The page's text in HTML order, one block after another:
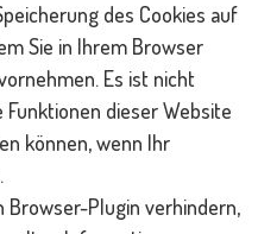
des Cookies auf
Sie in Ihrem Browser
Es ist nicht
dieser Website
können, wenn Ihr
Browser-Plugin verhindern,